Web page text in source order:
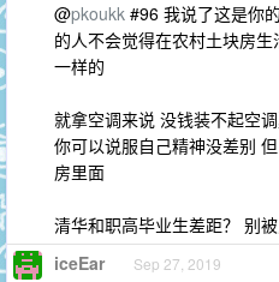
@pkoukk #96 我说了这是你
的人不会觉得在农村土块房
一样的
就拿空调来说 没钱装不起空
你可以说服自己精神没差别
房里面
清华和职高毕业生差距？ 别
iceEar Sep 27, 2019